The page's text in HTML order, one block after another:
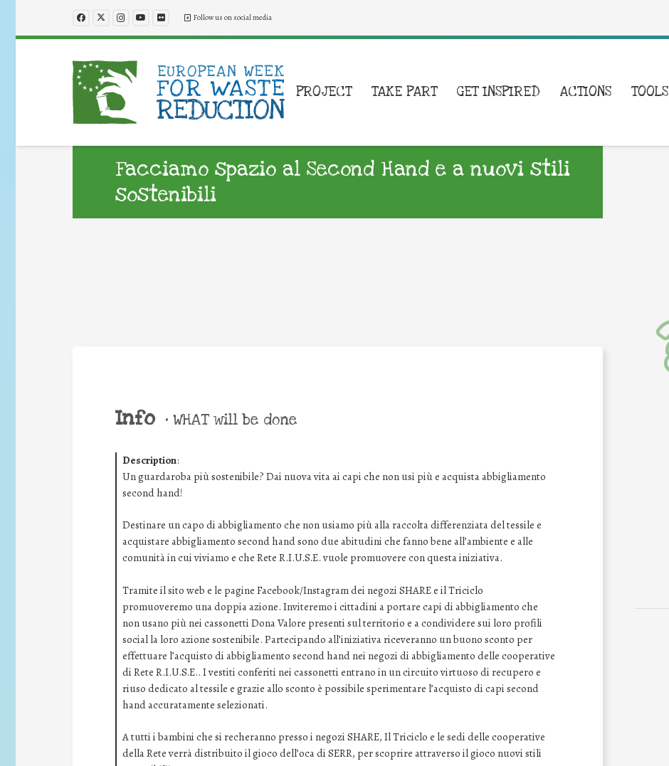
Follow us on social media
PROJECT TAKE PART GET INSPIRED ACTIONS TOOLS
Facciamo spazio al Second Hand e a nuovi stili
sostenibili
Info • WHAT will be done
Description:
Un guardaroba più sostenibile? Dai nuova vita ai capi che non usi più e acquista abbigliamento
second hand!
Destinare un capo di abbigliamento che non usiamo più alla raccolta differenziata del tessile e
acquistare abbigliamento second hand sono due abitudini che fanno bene all’ambiente e alle
comunità in cui viviamo e che Rete R.I.U.S.E. vuole promuovere con questa iniziativa.
Tramite il sito web e le pagine Facebook/Instagram dei negozi SHARE e il Triciclo
promuoveremo una doppia azione. Inviteremo i cittadini a portare capi di abbigliamento che
non usano più nei cassonetti Dona Valore presenti sul territorio e a condividere sui loro profili
social la loro azione sostenibile. Partecipando all’iniziativa riceveranno un buono sconto per
effettuare l’acquisto di abbigliamento second hand nei negozi di abbigliamento delle cooperative
di Rete R.I.U.S.E.. I vestiti conferiti nei cassonetti entrano in un circuito virtuoso di recupero e
riuso dedicato al tessile e grazie allo sconto è possibile sperimentare l’acquisto di capi second
hand accuratamente selezionati.
A tutti i bambini che si recheranno presso i negozi SHARE, Il Triciclo e le sedi delle cooperative
della Rete verrà distribuito il gioco dell’oca di SERR, per scoprire attraverso il gioco nuovi stili